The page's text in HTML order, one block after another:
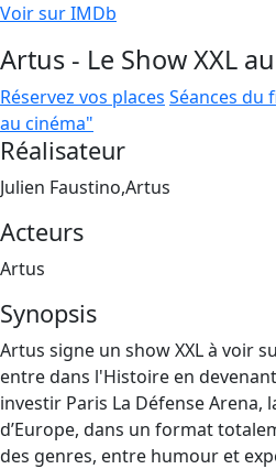
Voir sur IMDb
Artus - Le Show XXL
Réservez vos places Séances du
au cinéma"
Réalisateur
Julien Faustino,Artus
Acteurs
Artus
Synopsis
Artus signe un show XXL à voir
entre dans l'Histoire en
investir Paris La Défense Arena,
d’Europe, dans un format
des genres, entre humour et